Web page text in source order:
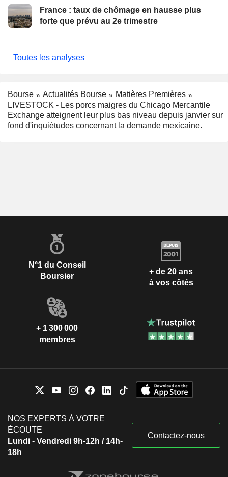
France : taux de chômage en hausse plus
forte que prévu au 2e trimestre
Toutes les analyses
Bourse Actualités Bourse
Matières Premières
LIVESTOCK - Les porcs maigres du Chicago Mercantile
Exchange atteignent leur plus bas niveau depuis janvier sur
fond d'inquiétudes concernant la demande mexicaine.
N°1 du Conseil
Boursier
+ de 20 ans
à vos côtés
+ 1 300 000
membres
NOS EXPERTS À VOTRE
ÉCOUTE
Lundi - Vendredi 9h-12h / 14h-
18h
Contactez-nous